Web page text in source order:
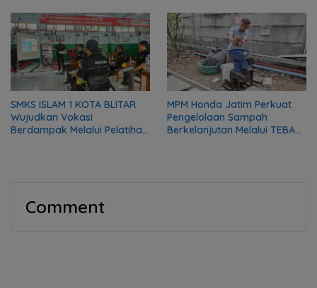
SMKS ISLAM 1 KOTA BLITAR
Wujudkan Vokasi
Berdampak Melalui Pelatihan
MPM Honda Jatim Perkuat
Pengelolaan Sampah
Berkelanjutan Melalui TEBA
Comment